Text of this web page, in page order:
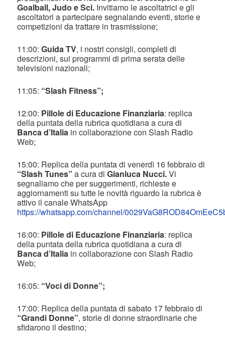
Goalball, Judo e Sci. Invitiamo le ascoltatrici e gli
ascoltatori a partecipare segnalando eventi, storie e
competizioni da trattare in trasmissione;
11:00:Guida TV, i nostri consigli, completi di
descrizioni, sui programmi di prima serata delle
televisioni nazionali;
11:05: “Slash Fitness”;
12:00: Pillole di Educazione Finanziaria: replica
della puntata della rubrica quotidiana a cura di
Banca d’Italia in collaborazione con Slash Radio
Web;
15:00: Replica della puntata di venerdì 16 febbraio di
“Slash Tunes” a cura diGianluca Nucci.Vi
segnaliamo che per suggerimenti, richieste e
aggiornamenti su tutte le novità riguardo la rubrica è
attivo il canale WhatsApp
https://whatsapp.com/channel/
16:00: Pillole di Educazione Finanziaria: replica
della puntata della rubrica quotidiana a cura di
Banca d’Italia in collaborazione con Slash Radio
Web;
16:05: “Voci di Donne”;
17:00: Replica della puntata di sabato 17 febbraio di
“Grandi Donne”, storie di donne straordinarie che
sfidarono il destino;